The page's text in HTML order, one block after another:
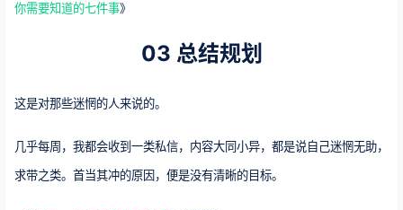
你需要知道的七件事》
03 总结规划
这是对那些迷惘的人来说的。
几乎每周，我都会收到一类私信，内容大同小异，都是说自己迷惘无助，
求带之类。首当其冲的原因，便是没有清晰的目标。